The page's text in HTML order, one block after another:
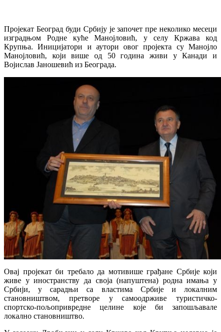
Пројекат Београд буди Србију je започет пре неколико месеци
изградњом Родне куће Манојловић, у селу Кржава код
Крупња. Иницијатори и аутори овог пројекта су Манојло
Манојловић, који више од 50 година живи у Канади и
Војислав Јаношевић из Београда.
Овај пројекат би требало да мотивише грађане Србије који
живе у иностранству да своја (напуштена) родна имања у
Србији, у сарадњи са властима Србије и локалним
становништвом, претворе у самоодрживе туристичко-
спортско-пољопривредне целине које би запошљавале
локално становништво.